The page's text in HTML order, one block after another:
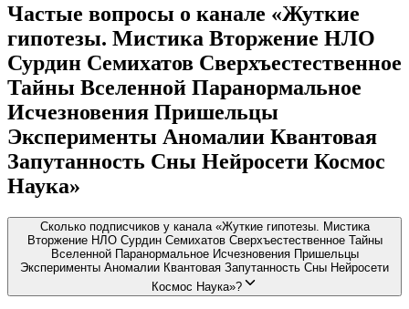
Частые вопросы о канале «Жуткие
гипотезы. Мистика Вторжение НЛО
Сурдин Семихатов Сверхъестественное
Тайны Вселенной Паранормальное
Исчезновения Пришельцы
Эксперименты Аномалии Квантовая
Запутанность Сны Нейросети Космос
Наука»
Сколько подписчиков у канала «Жуткие гипотезы. Мистика
Вторжение НЛО Сурдин Семихатов Сверхъестественное Тайны
Вселенной Паранормальное Исчезновения Пришельцы
Эксперименты Аномалии Квантовая Запутанность Сны Нейросети
Космос Наука»?